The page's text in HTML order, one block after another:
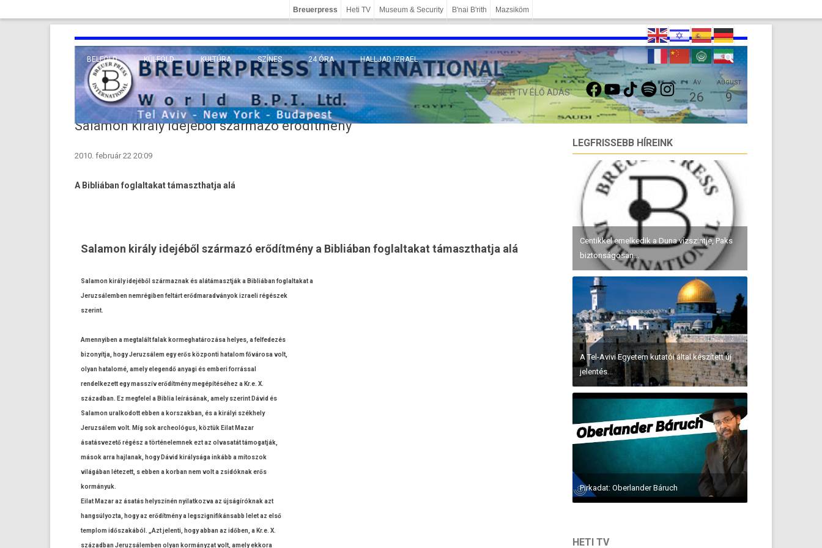
Breuerpress Heti TV Museum & Security B'nai B'rith Mazsiköm
BELFÖLD KÜLFÖLD
EURÓPA
KÖZEL-KELET
TENGERENTÚL
KULTÚRA
TUDOMÁNY
VALLÁS
SZÍNES 24 ÓRA HALLJAD IZRAEL
HETI TV ÉLŐ ADÁS
FACEBOOKYOUTUBETIKTOKSPOTIFYINSTAGRAMÁV
26
AUGUST
9
Salamon király idejéből származó erődítmény
2010. február 22 20:09
A Bibliában fog­laltakat támaszthat­ja alá
Salamon király idejéből származó erődítmény a Bibliában fog­laltakat támaszthat­ja alá
Salamon király idejéből szár­maznak és al­átámasztják a Bibliában fog­laltakat a
Jeruz­sálemb­en nemrégiben feltárt erőd­marad­ványok iz­raeli régészek
szerint.
Amen­nyib­en a meg­talált falak kor­meghatározása helyes, a fel­fedezés
bi­zonyít­ja, hogy Jeruz­sálem egy erős köz­ponti hatalom fővárosa volt,
olyan hatalomé, amely elegendő an­yagi és em­beri forrással
re­ndel­kezett egy masszív erődítmény megépítéséhez a Kr.e. X.
század­ban. Ez meg­felel a Bi­blia leírásának, amely szerint Dávid és
Salamon ural­kodott ebben a korszak­ban, és a királyi székhely
Jeruz­sálem volt. Míg sok archeológus, köztük Eilat Mazar
ásatás­vezető régész a tör­ténelem­nek ezt az ol­vasatát támogat­ják,
mások arra haj­lanak, hogy Dávid királysága inkább a mítos­zok
világában létezett, s ebben a kor­ban nem volt a zsidóknak erős
kormányuk.
Eilat Mazar az ásatás helys­zínén nyilat­kozva az újságíróknak azt
han­gsúlyoz­ta, hogy az erődítmény a legszig­nifikán­sabb lelet az első
templom időszakából. „Azt jelen­ti, hogy abban az időben, a Kr.e. X.
század­ban Jeruz­sálemb­en olyan kormányzat volt, amely ek­kora
LEGFRISSEBB HÍREINK
Centikkel emelkedik a Duna vízszintje, Paks
biztonságosan...
A Tel-Avivi Egyetem kutatói által készített új
jelentés...
Pirkadat: Oberlander Báruch
HETI TV